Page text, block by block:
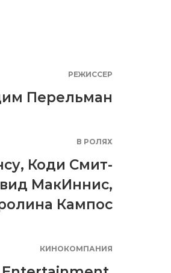
РЕЖИССЕР
Перельман
В РОЛЯХ
, Коди Смит-
МакИннис,
Кампос
КИНОКОМПАНИЯ